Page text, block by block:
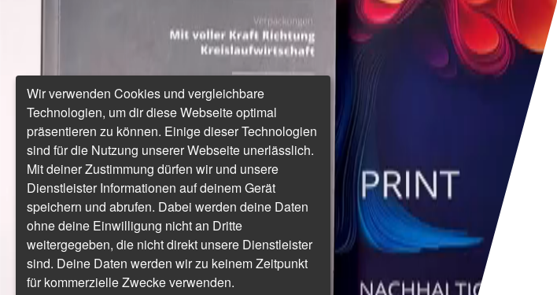
Wir verwenden Cookies und vergleichbare
Technologien, um dir diese Webseite optimal
präsentieren zu können. Einige dieser Technologien
sind für die Nutzung unserer Webseite unerlässlich.
Mit deiner Zustimmung dürfen wir und unsere
Dienstleister Informationen auf deinem Gerät
speichern und abrufen. Dabei werden deine Daten
ohne deine Einwilligung nicht an Dritte
weitergegeben, die nicht direkt unsere Dienstleister
sind. Deine Daten werden wir zu keinem Zeitpunkt
für kommerzielle Zwecke verwenden.